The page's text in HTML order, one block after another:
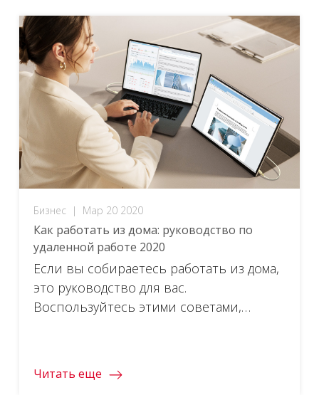
Бизнес | Мар 20 2020
Как работать из дома: руководство по
удаленной работе 2020
Если вы собираетесь работать из дома,
это руководство для вас.
Воспользуйтесь этими советами,
Читать еще